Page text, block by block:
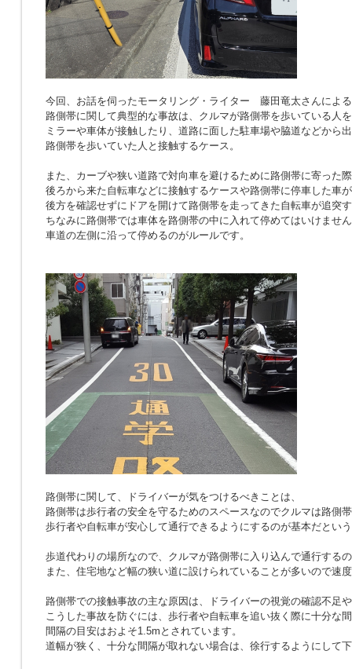
今回、お話を伺ったモータリング・ライター 藤田竜太さんによ
路側帯に関して典型的な事故は、クルマが路側帯を歩いている人
ミラーや車体が接触したり、道路に面した駐車場や脇道などから
路側帯を歩いていた人と接触するケース。
また、カーブや狭い道路で対向車を避けるために路側帯に寄った
後ろから来た自転車などに接触するケースや路側帯に停車した車
後方を確認せずにドアを開けて路側帯を走ってきた自転車が追突
ちなみに路側帯では車体を路側帯の中に入れて停めてはいけませ
車道の左側に沿って停めるのがルールです。
路側帯に関して、ドライバーが気をつけるべきことは、
路側帯は歩行者の安全を守るためのスペースなのでクルマは路側
歩行者や自転車が安心して通行できるようにするのが基本だとい
歩道代わりの場所なので、クルマが路側帯に入り込んで通行する
また、住宅地など幅の狭い道に設けられていることが多いので速
路側帯での接触事故の主な原因は、ドライバーの視覚の確認不足
こうした事故を防ぐには、歩行者や自転車を追い抜く際に十分な
間隔の目安はおよそ1.5mとされています。
道幅が狭く、十分な間隔が取れない場合は、徐行するようにして